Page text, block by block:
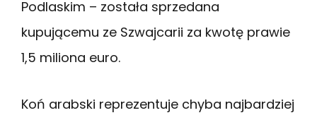
Podlaskim – została sprzedana
kupującemu ze Szwajcarii za kwotę prawie
1,5 miliona euro.
Koń arabski reprezentuje chyba najbardziej